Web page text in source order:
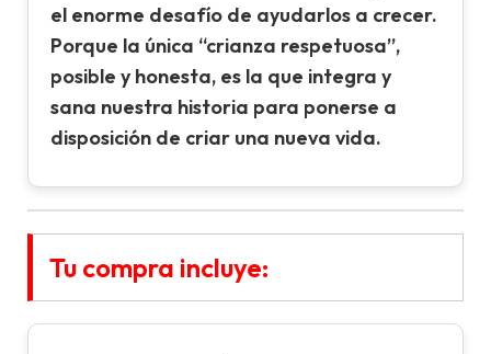
el enorme desafío de ayudarlos a crecer.
Porque la única “crianza respetuosa”,
posible y honesta, es la que integra y
sana nuestra historia para ponerse a
disposición de criar una nueva vida.
Tu compra incluye: